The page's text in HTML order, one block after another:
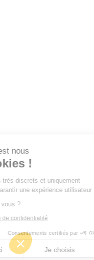
c'est nous
!
très discrets et
garantir une expérience
pour vous ?
de confidentialité
Consentements certifiés
merci Je choisis